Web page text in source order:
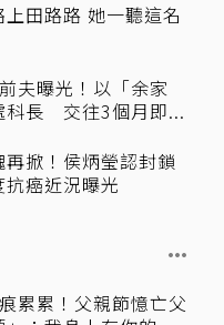
田路路 她一聽這名
夫曝光！以「余家
科長 交往3個月即...
掀！侯炳瑩認封鎖
癌近況曝光
累累！父親節憶亡父